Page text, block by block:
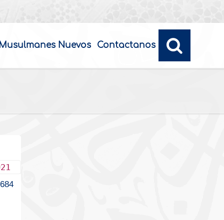
Nuevos Contactanos
684